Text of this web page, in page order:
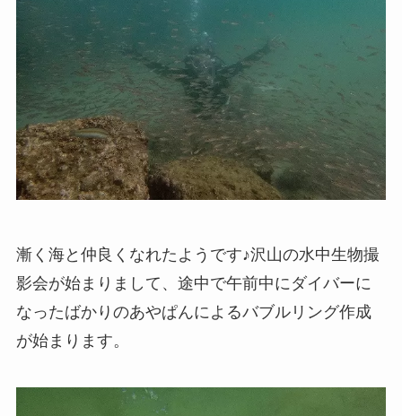
漸く海と仲良くなれたようです♪沢山の水中生物撮
影会が始まりまして、途中で午前中にダイバーに
なったばかりのあやぱんによるバブルリング作成
が始まります。